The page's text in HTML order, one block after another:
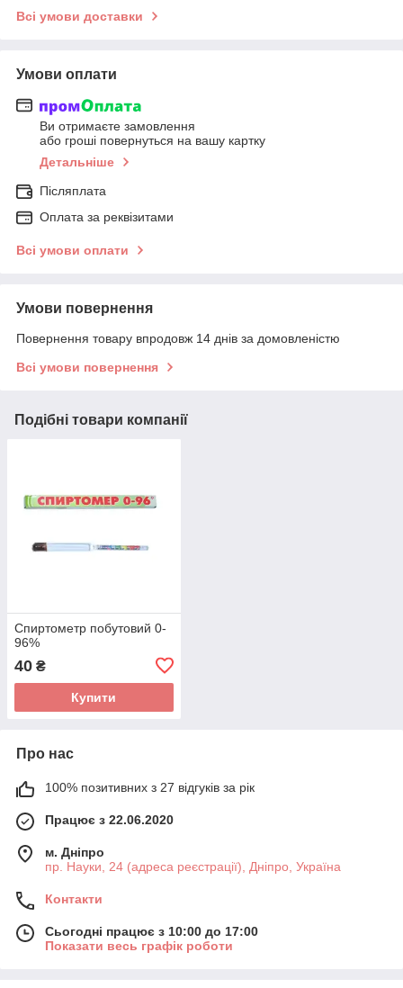
Всі умови доставки
Умови оплати
Ви отримаєте замовлення
або гроші повернуться на вашу картку
Детальніше
Післяплата
Оплата за реквізитами
Всі умови оплати
Умови повернення
Повернення товару впродовж 14 днів за домовленістю
Всі умови повернення
Подібні товари компанії
Спиртометр побутовий 0-
96%
40 ₴
Купити
Про нас
100% позитивних з 27 відгуків за рік
Працює з 22.06.2020
м. Дніпро
пр. Науки, 24 (адреса реєстрації), Дніпро, Україна
Контакти
Сьогодні працює з 10:00 до 17:00
Показати весь графік роботи